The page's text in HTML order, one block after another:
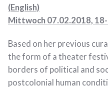
(English)
Mittwoch 07.02.2018,
Based on her previous
the form of a theater
borders of political and
postcolonial human